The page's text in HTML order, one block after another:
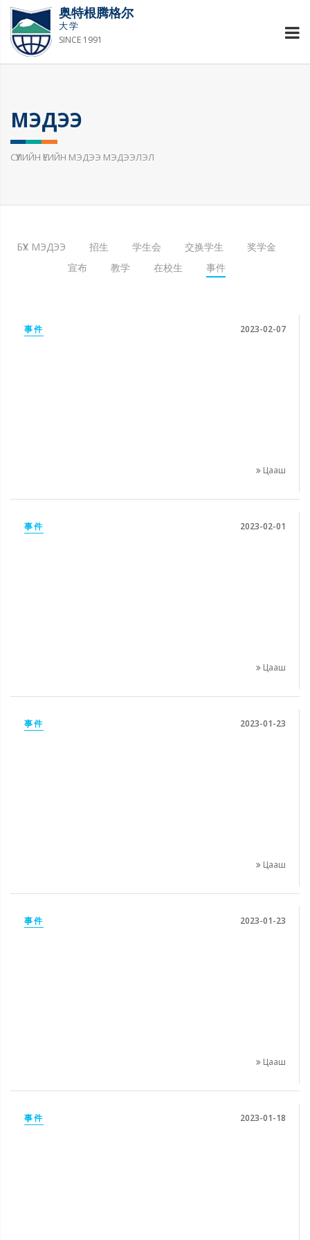
奥特根腾格尔
大学
SINCE 1991
МЭДЭЭ
СҮҮЛИЙН ҮЕИЙН МЭДЭЭ МЭДЭЭЛЭЛ
БҮХ МЭДЭЭ 招生 学生会 交换学生
奖学金
宣布
教学 在校生 事件
事件 2023-02-07
Цааш
事件 2023-02-01
Цааш
事件 2023-01-23
Цааш
事件 2023-01-23
Цааш
事件 2023-01-18